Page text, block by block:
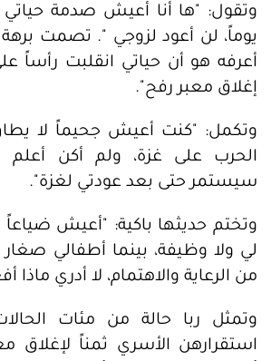
وتقول: "ها أنا أعيش صدمة حياتي
يوماً، لن أعود لزوجي ". تصمت
أعرفه هو أن حياتي انقلبت رأساً
إغلاق معبر رفح".
وتكمل: "كنت أعيش جحيماً لا يطاق
الحرب على غزة، ولم أكن أعلم
سيستمر حتى بعد عودتي لغزة".
وتختم حديثها باكية: "أعيش
لي ولا وظيفة، بينما أطفالي
من الرعاية والاهتمام، لا أدري ماذا
وتمثل ربا حالة من مئات
استقرارهن الأسري ثمناً لإغلاق